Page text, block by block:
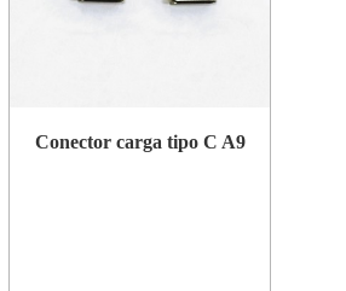
Conector carga tipo C A9